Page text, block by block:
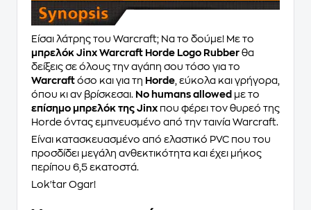
Είσαι λάτρης του Warcraft; Να το δούμε! Με το
μπρελόκ Jinx Warcraft Horde Logo Rubber θα
δείξεις σε όλους την αγάπη σου τόσο για το
Warcraft όσο και για τη Horde , εύκολα και γρήγορα,
όπου κι αν βρίσκεσαι. No humans allowed με το
επίσημο μπρελόκ της Jinx που φέρει τον θυρεό της
Horde όντας εμπνευσμένο από την ταινία Warcraft.
Είναι κατασκευασμένο από ελαστικό PVC που του
προσδίδει μεγάλη ανθεκτικότητα και έχει μήκος
περίπου 6,5 εκατοστά.
Lok'tar Ogar!